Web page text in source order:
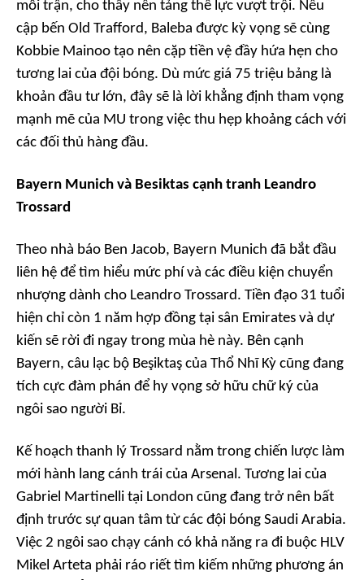
mỗi trận, cho thấy nền tảng thể lực vượt trội. Nếu
cập bến Old Trafford, Baleba được kỳ vọng sẽ cùng
Kobbie Mainoo tạo nên cặp tiền vệ đầy hứa hẹn cho
tương lai của đội bóng. Dù mức giá 75 triệu bảng là
khoản đầu tư lớn, đây sẽ là lời khẳng định tham vọng
mạnh mẽ của MU trong việc thu hẹp khoảng cách với
các đối thủ hàng đầu.
Bayern Munich và Besiktas cạnh tranh Leandro
Trossard
Theo nhà báo Ben Jacob, Bayern Munich đã bắt đầu
liên hệ để tìm hiểu mức phí và các điều kiện chuyển
nhượng dành cho Leandro Trossard. Tiền đạo 31 tuổi
hiện chỉ còn 1 năm hợp đồng tại sân Emirates và dự
kiến sẽ rời đi ngay trong mùa hè này. Bên cạnh
Bayern, câu lạc bộ Beşiktaş của Thổ Nhĩ Kỳ cũng đang
tích cực đàm phán để hy vọng sở hữu chữ ký của
ngôi sao người Bỉ.
Kế hoạch thanh lý Trossard nằm trong chiến lược làm
mới hành lang cánh trái của Arsenal. Tương lai của
Gabriel Martinelli tại London cũng đang trở nên bất
định trước sự quan tâm từ các đội bóng Saudi Arabia.
Việc 2 ngôi sao chạy cánh có khả năng ra đi buộc HLV
Mikel Arteta phải ráo riết tìm kiếm những phương án